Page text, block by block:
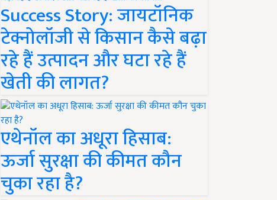
Success Story: जायटॉनिक
टेक्नोलॉजी से किसान कैसे बढ़ा
रहे हैं उत्पादन और घटा रहे हैं
खेती की लागत?
एथेनॉल का अधूरा हिसाब:
ऊर्जा सुरक्षा की कीमत कौन
चुका रहा है?